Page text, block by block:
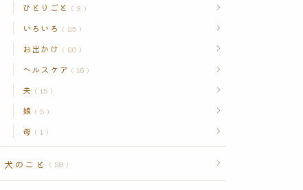
ひとりごと 3
いろいろ 25
お出かけ 20
ヘルスケア 16
夫 15
娘 5
母 1
犬のこと 28